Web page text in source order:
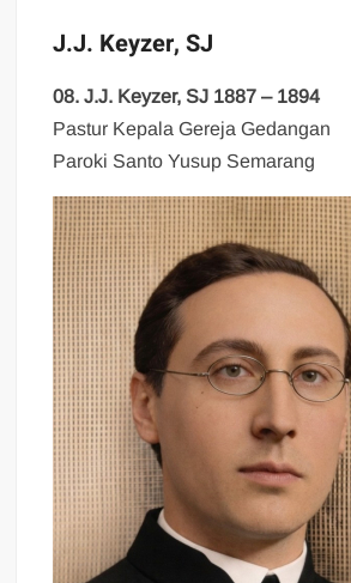
J.J. Keyzer, SJ
08. J.J. Keyzer, SJ 1887 – 1894
Pastur Kepala Gereja Gedangan
Paroki Santo Yusup Semarang